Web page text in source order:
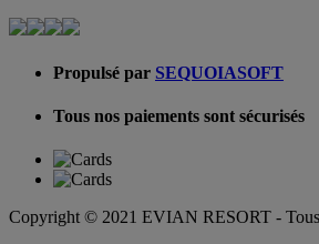
Propulsé par SEQUOIASOFT
Tous nos paiements sont sécurisés
Copyright © 2021 EVIAN RESORT - Tous